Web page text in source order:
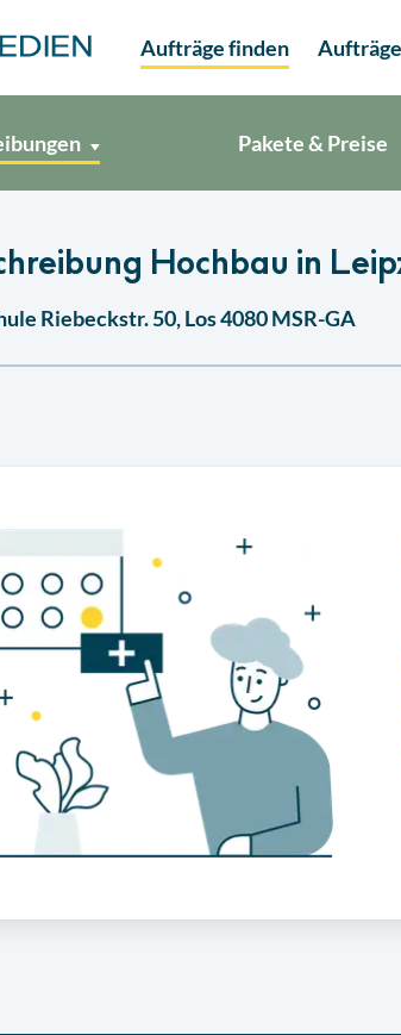
Aufträge finden
Pakete & Preise
Hochbau in
Riebeckstr. 50, Los 4080 MSR-GA